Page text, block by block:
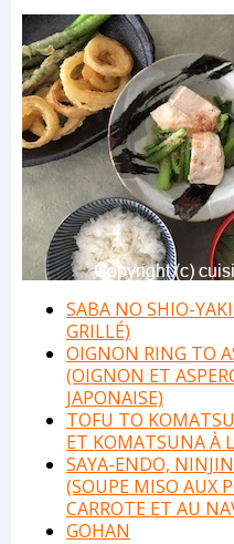
SABA NO SHIO-
GRILLÉ)
OIGNON RING TO
(OIGNON ET
JAPONAISE)
TOFU TO
ET KOMATSUNA À
SAYA-ENDO,
(SOUPE MISO AUX
CARROTE ET AU
GOHAN